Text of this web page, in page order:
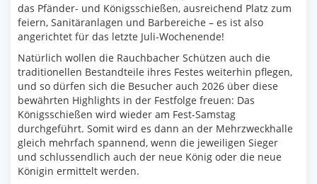
das Pfänder- und Königsschießen, ausreichend Platz zum
feiern, Sanitäranlagen und Barbereiche – es ist also
angerichtet für das letzte Juli-Wochenende!
Natürlich wollen die Rauchbacher Schützen auch die
traditionellen Bestandteile ihres Festes weiterhin pflegen,
und so dürfen sich die Besucher auch 2026 über diese
bewährten Highlights in der Festfolge freuen: Das
Königsschießen wird wieder am Fest-Samstag
durchgeführt. Somit wird es dann an der Mehrzweckhalle
gleich mehrfach spannend, wenn die jeweiligen Sieger
und schlussendlich auch der neue König oder die neue
Königin ermittelt werden.